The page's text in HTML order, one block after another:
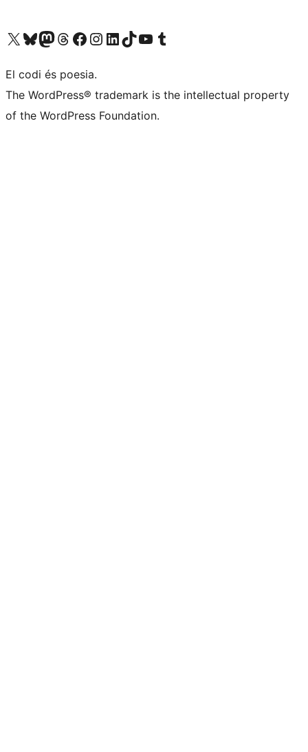
Visiteu el nostre compte X (abans Twitter)
Visiteu el nostre compte de Bluesky
Visiteu el nostre compte al Mastodon
Visiteu el nostre compte de Threads
Visiteu la nostra pàgina al Facebook
Visiteu el nostre compte d'Instagram
Visiteu el nostre compte de LinkedIn
Visiteu el nostre compte de TikTok
Visiteu el nostre canal al YouTube
Visiteu el nostre compte de Tumblr
El codi és poesia.
The WordPress® trademark is the intellectual property
of the WordPress Foundation.